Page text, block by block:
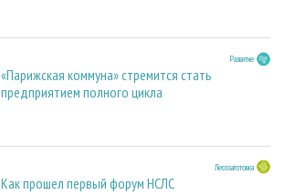
Развитие
«Парижская коммуна» стремится стать
предприятием полного цикла
Лесозаготовка
Как прошел первый форум НСЛС